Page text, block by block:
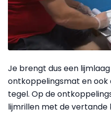
Je brengt dus een
ontkoppelingsmat en ook
tegel. Op de
lijmrillen met de vertande